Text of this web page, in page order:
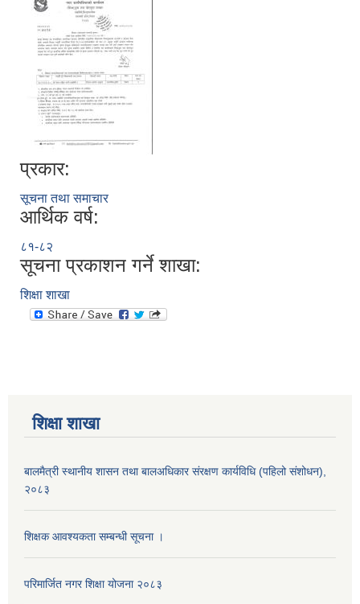
प्रकार:
सूचना तथा समाचार
आर्थिक वर्ष:
८१-८२
सूचना प्रकाशन गर्ने शाखा:
शिक्षा शाखा
शिक्षा शाखा
बालमैत्री स्थानीय शासन तथा बालअधिकार संरक्षण कार्यविधि (पहिलो संशोधन),
२०८३
शिक्षक आवश्यकता सम्बन्धी सूचना ।
परिमार्जित नगर शिक्षा योजना २०८३